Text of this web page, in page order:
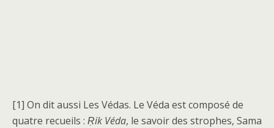
[1] On dit aussi Les Védas. Le Véda est composé de
quatre recueils : Ṛik Véda, le savoir des strophes, Sama